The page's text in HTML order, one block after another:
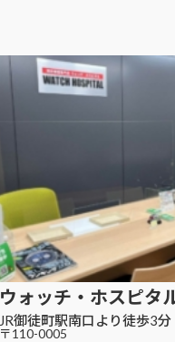
ウォッチ・ホスピタ
JR御徒町駅南口より徒歩3分
〒110-0005